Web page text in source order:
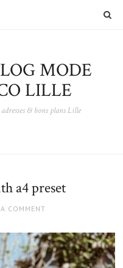
MODE
LILLE
& bons plans Lille
a4 preset
COMMENT